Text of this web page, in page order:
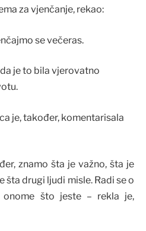
za vjenčanje, rekao:
se večeras.
je to bila vjerovatno
je, također, komentarisala
znamo šta je važno, šta je
šta drugi ljudi misle. Radi se o
što jeste – rekla je,